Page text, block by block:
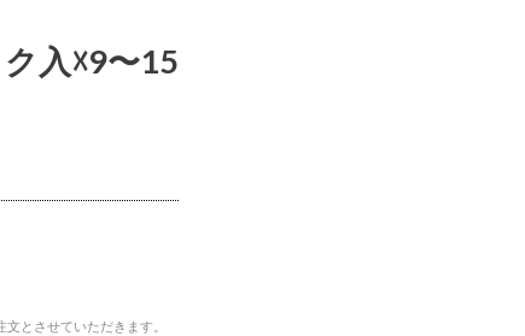
入☓9〜15
とさせていただきます。